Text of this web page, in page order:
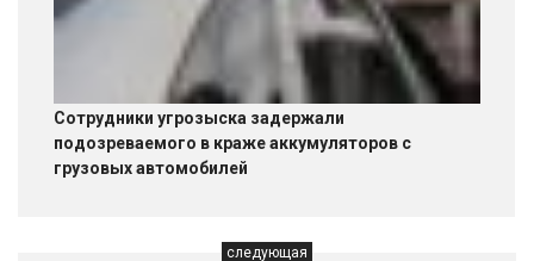
Сотрудники угрозыска задержали
подозреваемого в краже аккумуляторов с
грузовых автомобилей
следующая